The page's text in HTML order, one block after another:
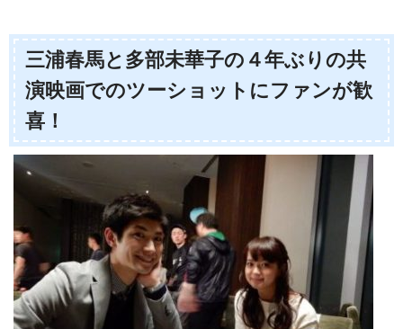
三浦春馬と多部未華子の４年ぶりの共
演映画でのツーショットにファンが歓
喜！